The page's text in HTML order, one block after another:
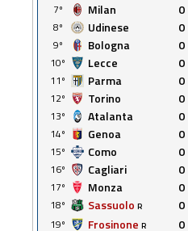
7º
Milan 0
8º
Udinese 0
9º
Bologna 0
10º
Lecce 0
11º
Parma 0
12º
Torino 0
13º
Atalanta 0
14º
Genoa 0
15º
Como 0
16º
Cagliari 0
17º
Monza 0
18º
Sassuolo R 0
19º
Frosinone R 0